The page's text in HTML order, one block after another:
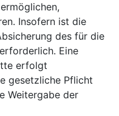
Insofern ist die
des für die
Eine
erfolgt
gesetzliche Pflicht
Weitergabe der